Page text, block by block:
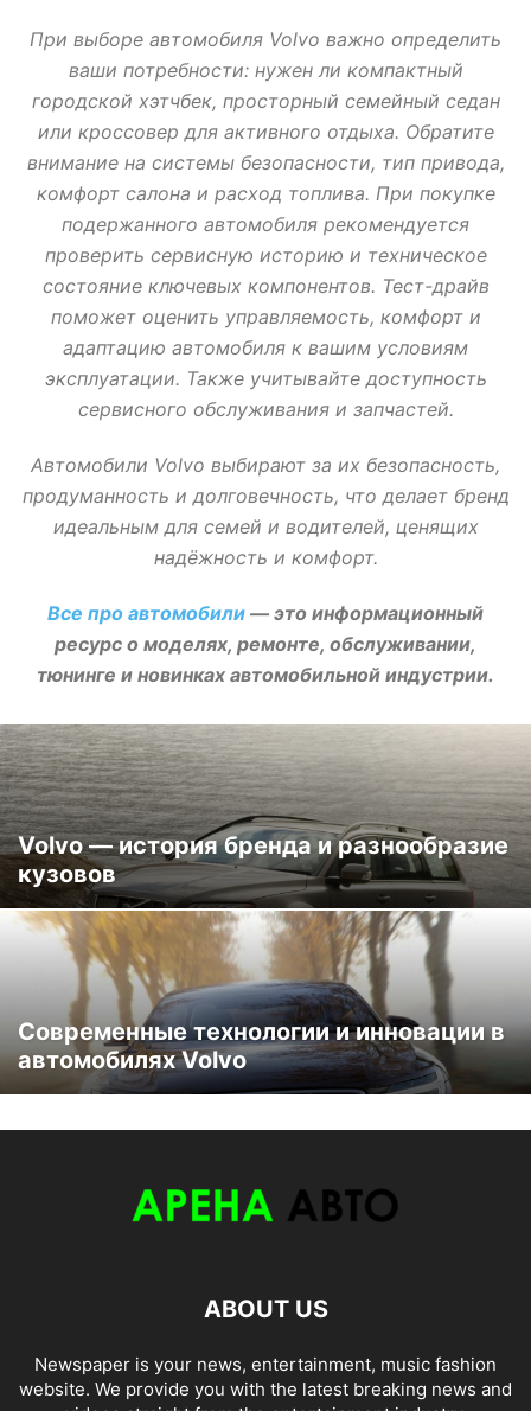
При выборе автомобиля Volvo важно определить
ваши потребности: нужен ли компактный
городской хэтчбек, просторный семейный седан
или кроссовер для активного отдыха. Обратите
внимание на системы безопасности, тип привода,
комфорт салона и расход топлива. При покупке
подержанного автомобиля рекомендуется
проверить сервисную историю и техническое
состояние ключевых компонентов. Тест-драйв
поможет оценить управляемость, комфорт и
адаптацию автомобиля к вашим условиям
эксплуатации. Также учитывайте доступность
сервисного обслуживания и запчастей.
Автомобили Volvo выбирают за их безопасность,
продуманность и долговечность, что делает бренд
идеальным для семей и водителей, ценящих
надёжность и комфорт.
Все про автомобили — это информационный
ресурс о моделях, ремонте, обслуживании,
тюнинге и новинках автомобильной индустрии.
Volvo — история бренда и разнообразие
кузовов
Современные технологии и инновации в
автомобилях Volvo
ABOUT US
Newspaper is your news, entertainment, music fashion
website. We provide you with the latest breaking news and